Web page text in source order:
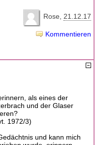
Rose 21.12.17
Kommentieren
als eines der
und der Glaser
1972/3)
und kann mich